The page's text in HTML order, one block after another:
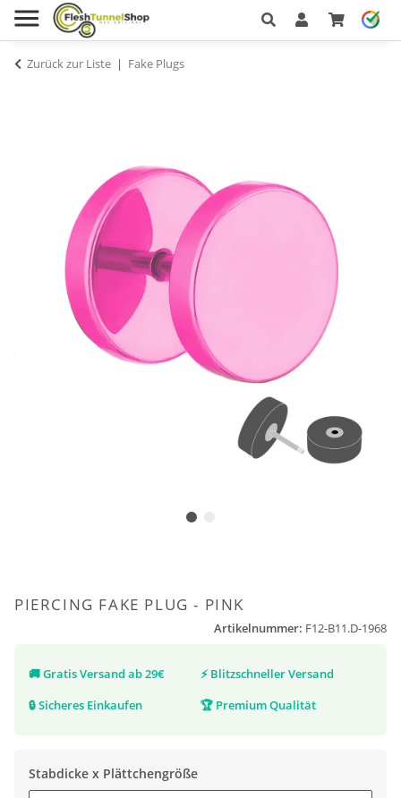
Zurück zur Liste Fake Plugs
PIERCING FAKE PLUG - PINK
Artikelnummer: F12-B11.D-1968
🚚Gratis Versand ab 29€ ⚡ Blitzschneller Versand
🔒Sicheres Einkaufen 🏆 Premium Qualität
Stabdicke x Plättchengröße